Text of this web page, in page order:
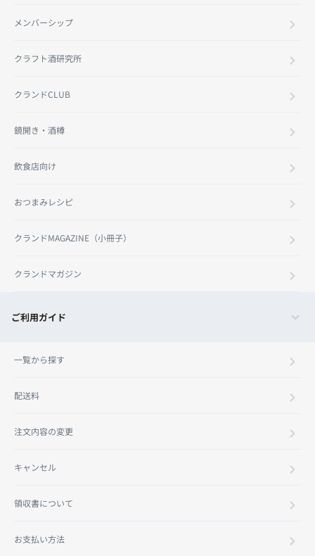
メンバーシップ
クラフト酒研究所
クランドCLUB
鏡開き・酒樽
飲食店向け
おつまみレシピ
クランドMAGAZINE（小冊子）
クランドマガジン
ご利用ガイド
一覧から探す
配送料
注文内容の変更
キャンセル
領収書について
お支払い方法